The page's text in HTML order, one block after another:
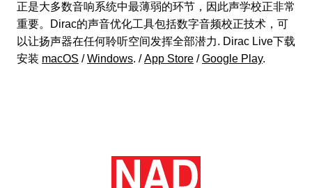
正是大多数音响系统中最薄弱的环节，因此声学校正非常
重要。Dirac的声音优化工具包括数字音频校正技术，可
以让扬声器在任何聆听空间发挥全部潜力. Dirac Live下载
安装 macOS /Windows. /App Store /Google Play.